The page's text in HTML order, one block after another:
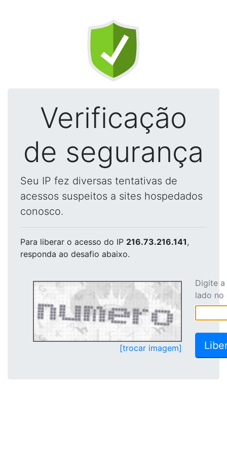
Verificação
de segurança
Seu IP fez diversas tentativas de
acessos suspeitos a sites hospedados
conosco.
Para liberar o acesso do IP 216.73.216.141,
responda ao desafio abaixo.
[trocar imagem]
Digite
lado no